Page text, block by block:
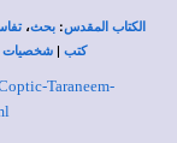
الكتاب المقدس: بحث،
كتب | شخصيات
Taraneem-